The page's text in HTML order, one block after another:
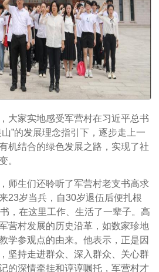
大家实地感受军营村在习近平总书
”的发展理念指引下，逐步走上一
机结合的绿色发展之路，实现了社
。
师生们还聆听了军营村老支书高求
23岁当兵，自30岁退伍后便扎根
，在这里工作、生活了一辈子。高
营村发展的历史沿革，如数家珍地
学参观点的由来。他表示，正是因
坚持走进群众、深入群众、关心群
的深情牵挂和谆谆嘱托，军营村才